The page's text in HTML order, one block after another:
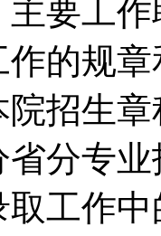
要工
作的规
院招生
分专
取工作